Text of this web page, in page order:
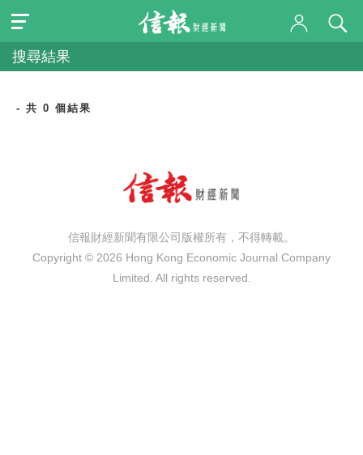
搜尋結果
- 共 0 個結果
信報財經新聞有限公司版權所有，不得轉載。
Copyright © 2026 Hong Kong Economic Journal Company
Limited. All rights reserved.